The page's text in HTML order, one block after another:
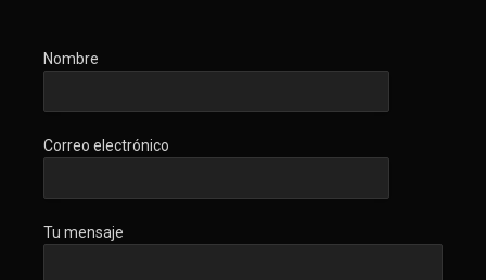
Nombre
Correo electrónico
Tu mensaje